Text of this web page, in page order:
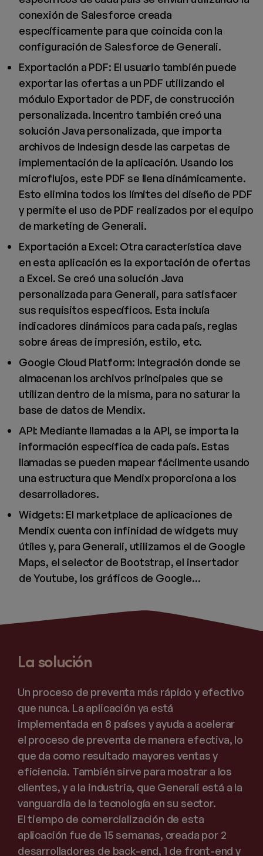
conexión de Salesforce creada
específicamente para que coincida con la
configuración de Salesforce de Generali.
Exportación a PDF: El usuario también puede
exportar las ofertas a un PDF utilizando el
módulo Exportador de PDF, de construcción
personalizada. Incentro también creó una
solución Java personalizada, que importa
archivos de Indesign desde las carpetas de
implementación de la aplicación. Usando los
microflujos, este PDF se llena dinámicamente.
Esto elimina todos los límites del diseño de PDF
y permite el uso de PDF realizados por el equipo
de marketing de Generali.
Exportación a Excel: Otra característica clave
en esta aplicación es la exportación de ofertas
a Excel. Se creó una solución Java
personalizada para Generali, para satisfacer
sus requisitos específicos. Esta incluía
indicadores dinámicos para cada país, reglas
sobre áreas de impresión, estilo, etc.
Google Cloud Platform: Integración donde se
almacenan los archivos principales que se
utilizan dentro de la misma, para no saturar la
base de datos de Mendix.
API: Mediante llamadas a la API, se importa la
información específica de cada país. Estas
llamadas se pueden mapear fácilmente usando
una estructura que Mendix proporciona a los
desarrolladores.
Widgets: El marketplace de aplicaciones de
Mendix cuenta con infinidad de widgets muy
útiles y, para Generali, utilizamos el de Google
Maps, el selector de Bootstrap, el insertador
de Youtube, los gráficos de Google...
La solución
Un proceso de preventa más rápido y efectivo
que nunca. La aplicación ya está
implementada en 8 países y ayuda a acelerar
el proceso de preventa de manera efectiva, lo
que da como resultado mayores ventas y
eficiencia. También sirve para mostrar a los
clientes, y a la industria, que Generali está a la
vanguardia de la tecnología en su sector.
El tiempo de comercialización de esta
aplicación fue de 15 semanas, creada por 2
desarrolladores de back-end, 1 de front-end y